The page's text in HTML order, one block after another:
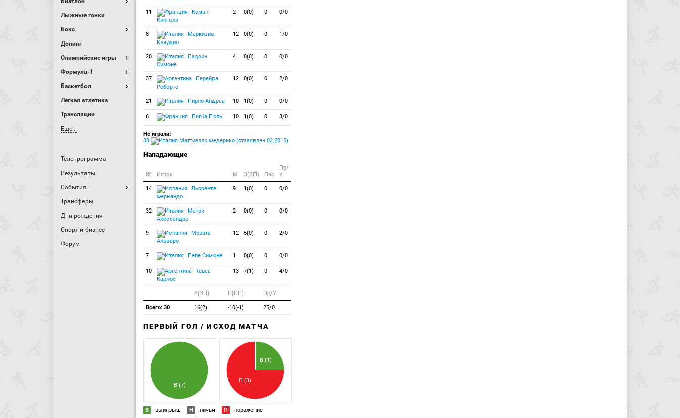
Лыжные гонки
Бокс
Допинг
Олимпийские игры
Формула-1
Баскетбол
Легкая атлетика
Трансляции
Еще...
Телепрограмма
Результаты
События
Трансферы
Дни рождения
Спорт и бизнес
Форум
11
Коман
Кингсли
2 0(0) 0 0/0
8
Маркизио
Клаудио
12 0(0) 0 1/0
20
Падоин
Симоне
4 0(0) 0 0/0
37
Перейра
Роберто
12 0(0) 0 2/0
21 Пирло Андреа 10 1(0) 0 0/0
6 Погба Поль 10 1(0) 0 3/0
Не играли:
38
Маттиелло Федерико (отзаявлен 02.2015)
Нападающие
№ Игрок M З(ЗП) Пас
Пр/
У
14
Льоренте
Фернандо
9 1(0) 0 0/0
32
Матри
Алессандро
2 0(0) 0 0/0
9
Мората
Альваро
12 5(0) 0 2/0
7 Пепе Симоне 1 0(0) 0 0/0
10
Тевес
Карлос
13 7(1) 0 4/0
З(ЗП) П(ПП) Пр/У
Всего: 30 16(2) -10(-1) 25/0
ПЕРВЫЙ ГОЛ / ИСХОД МАТЧА
В (7)
В (1)
П (3)
В - выигрыш Н - ничья П - поражение